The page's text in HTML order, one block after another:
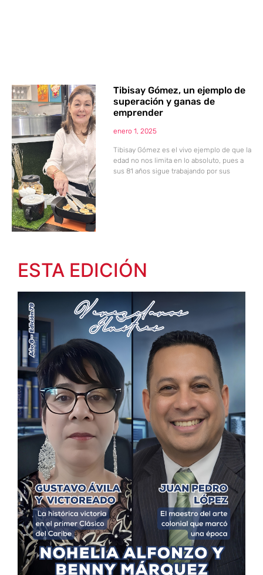
Tibisay Gómez, un ejemplo de
superación y ganas de
emprender
enero 1, 2025
Tibisay Gómez es el vivo ejemplo de que la
edad no nos limita en lo absoluto, pues a
sus 81 años sigue trabajando por sus
ESTA EDICIÓN